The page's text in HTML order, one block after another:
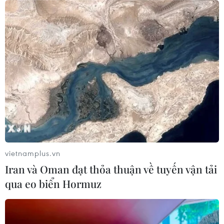
05/08/2026 09:23
Khởi tố ca sĩ và giám đốc công ty giải
trí vì xâm phạm bản quyền trên
YouTube
05/08/2026 09:22
Tiếp nhận 47 công dân Việt Nam bị
Hoa Kỳ trục xuất về nước
Đồng Nai phát hiện 7 cơ sở nuôi lợn
vietnamplus.vn
Iran và Oman đạt thỏa thuận về tuyến vận tải
qua eo biển Hormuz